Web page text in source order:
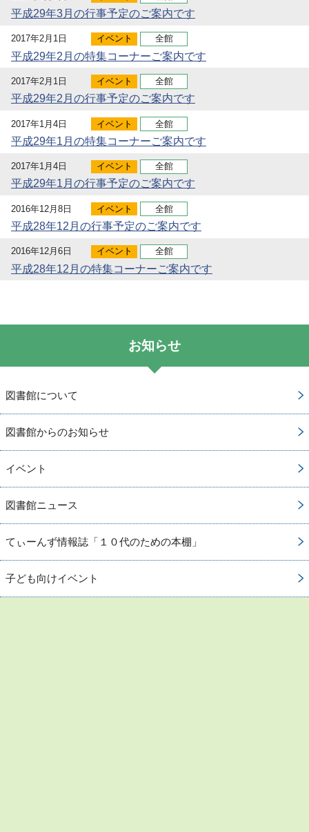
平成29年3月の行事予定のご案内です
2017年2月1日 イベント 全館
平成29年2月の特集コーナーご案内です
2017年2月1日 イベント 全館
平成29年2月の行事予定のご案内です
2017年1月4日 イベント 全館
平成29年1月の特集コーナーご案内です
2017年1月4日 イベント 全館
平成29年1月の行事予定のご案内です
2016年12月8日 イベント 全館
平成28年12月の行事予定のご案内です
2016年12月6日 イベント 全館
平成28年12月の特集コーナーご案内です
お知らせ
図書館について
図書館からのお知らせ
イベント
図書館ニュース
てぃーんず情報誌「１０代のための本棚」
子ども向けイベント